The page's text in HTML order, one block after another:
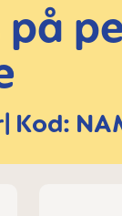
på
Kod: